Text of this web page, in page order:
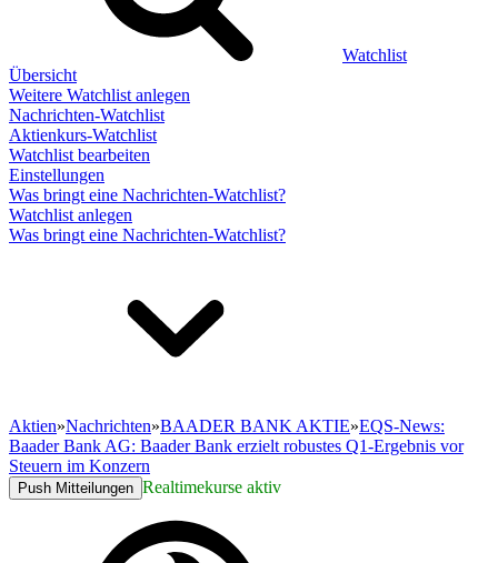
Watchlist
Übersicht
Weitere Watchlist anlegen
Nachrichten-Watchlist
Aktienkurs-Watchlist
Watchlist bearbeiten
Einstellungen
Was bringt eine Nachrichten-Watchlist?
Watchlist anlegen
Was bringt eine Nachrichten-Watchlist?
Aktien»Nachrichten»BAADER BANK AKTIE»EQS-News:
Baader Bank AG: Baader Bank erzielt robustes Q1-Ergebnis vor
Steuern im Konzern
Push Mitteilungen Realtimekurse aktiv